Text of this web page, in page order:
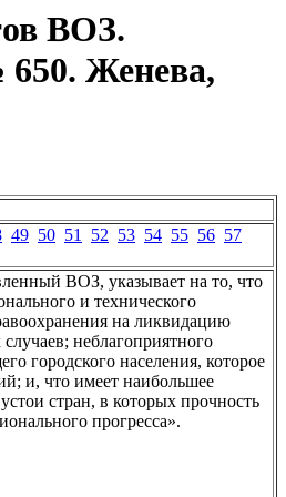
ВОЗ.
650. Женева,
49 50 51 52 53 54 55 56 57
ВОЗ, указывает на то, что
и технического
на ликвидацию
неблагоприятного
городского населения, которое
и, что имеет наибольшее
стран, в которых прочность
прогресса».